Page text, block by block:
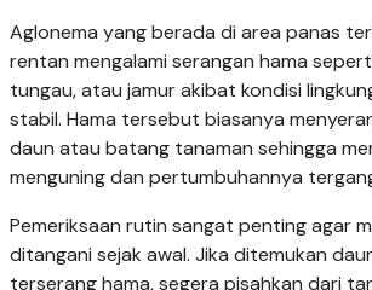
Aglonema yang berada di area panas
rentan mengalami serangan hama
tungau, atau jamur akibat kondisi
stabil. Hama tersebut biasanya
daun atau batang tanaman sehingga
menguning dan pertumbuhannya
Pemeriksaan rutin sangat penting agar
ditangani sejak awal. Jika ditemukan
terserang hama, segera pisahkan dari